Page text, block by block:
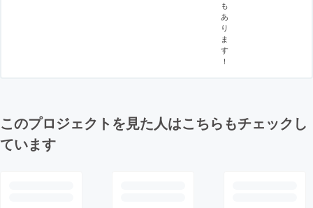
も
あ
り
ま
す
！
このプロジェクトを見た人はこちらもチェックし
ています